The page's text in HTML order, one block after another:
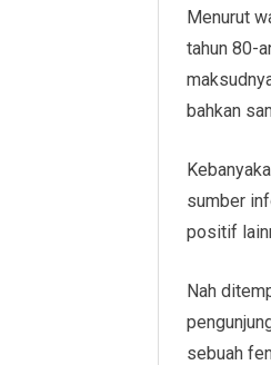
Menurut
tahun 80-
bahkan
sumber
positif
Nah
sebuah